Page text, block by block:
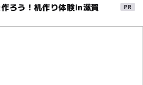
ろう！机作り体験in滋賀